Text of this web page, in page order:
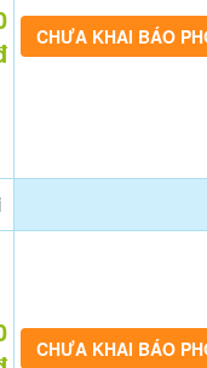
CHƯA KHAI BÁO
CHƯA KHAI BÁO